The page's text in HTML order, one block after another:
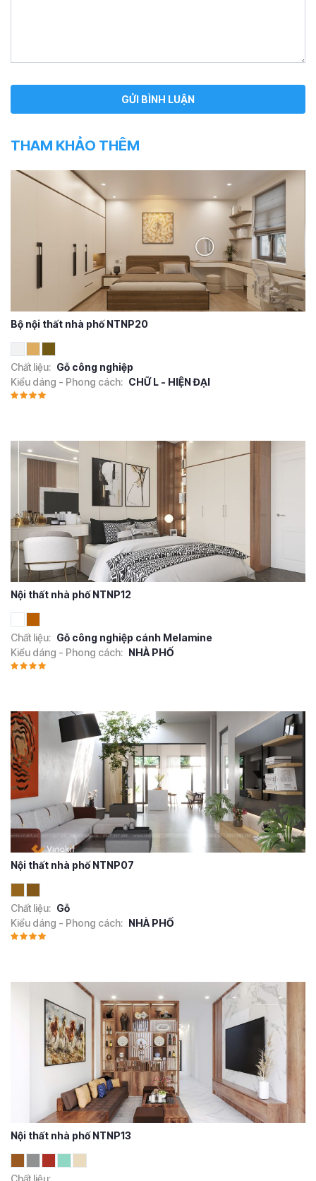
THAM KHẢO THÊM
Bộ nội thất nhà phố NTNP20
Chất liệu: Gỗ công nghiệp
Kiểu dáng - Phong cách: CHỮ L - HIỆN ĐẠI
Nội thất nhà phố NTNP12
Chất liệu: Gỗ công nghiệp cánh Melamine
Kiểu dáng - Phong cách: NHÀ PHỐ
Nội thất nhà phố NTNP07
Chất liệu: Gỗ
Kiểu dáng - Phong cách: NHÀ PHỐ
Nội thất nhà phố NTNP13